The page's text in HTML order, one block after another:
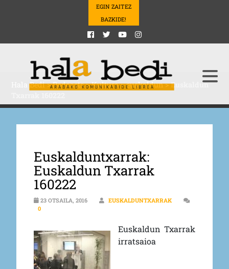
EGIN ZAITEZ
BAZKIDE!
Hala Bedi>Podcasts>Kultura>euskaldun>Euskaldun
Euskalduntxarrak:
Euskaldun Txarrak
160222
23 OTSAILA, 2016
EUSKALDUNTXARRAK
0
Euskaldun Txarrak
irratsaioa